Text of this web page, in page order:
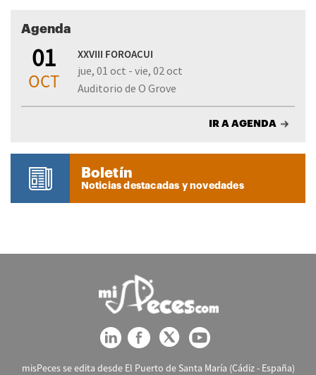
Agenda
01
OCT
XXVIII FOROACUI
jue, 01 oct - vie, 02 oct
Auditorio de O Grove
IR A AGENDA
Boletín
Noticias destacadas y novedades
misPeces se edita desde El Puerto de Santa María (Cádiz - España)